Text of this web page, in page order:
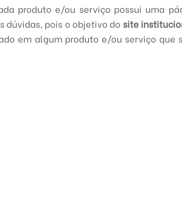
produto e/ou serviço possui uma
dúvidas, pois o objetivo do site
em algum produto e/ou serviço que